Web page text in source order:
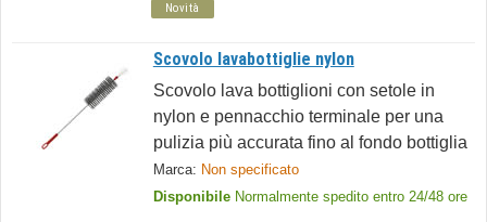
Novità
Scovolo lavabottiglie nylon
Scovolo lava bottiglioni con setole in
nylon e pennacchio terminale per una
pulizia più accurata fino al fondo bottiglia
Marca: Non specificato
Disponibile Normalmente spedito entro 24/48 ore